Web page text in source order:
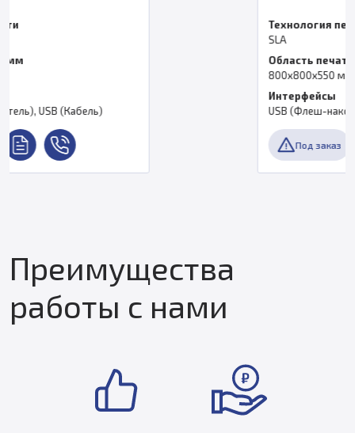
USB (Флеш-накопитель), USB (Кабель)
Преимущества
работы с нами